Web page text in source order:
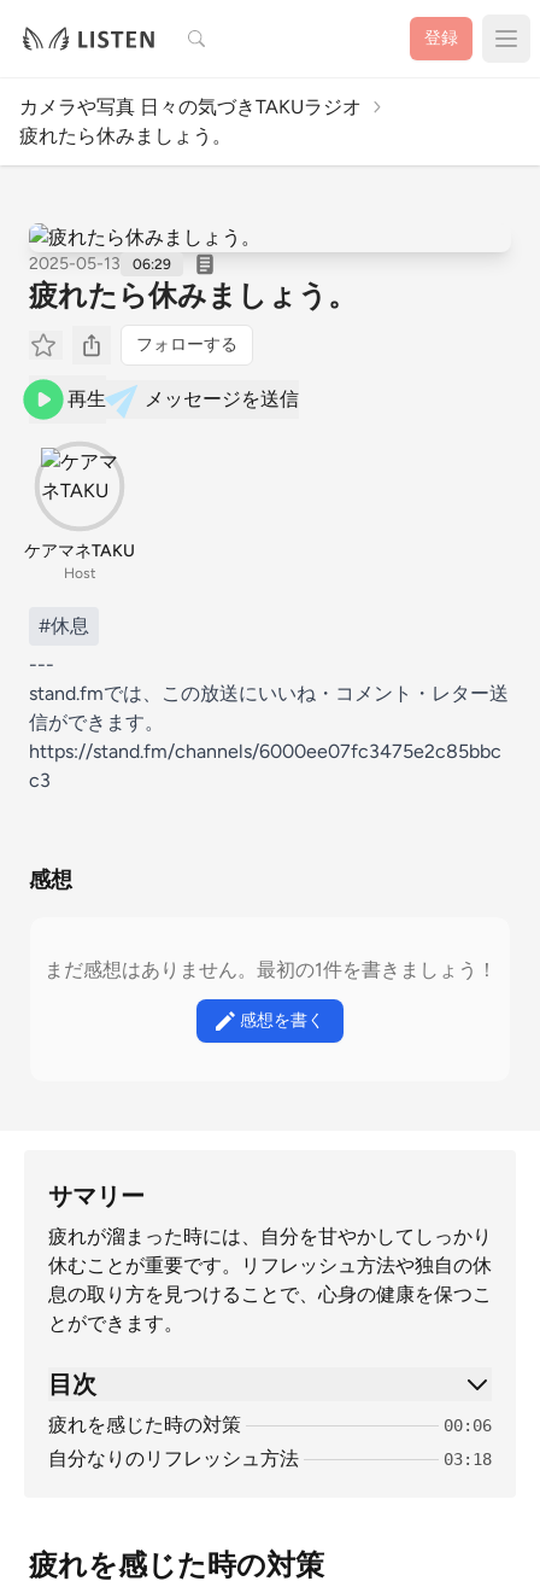
検索 登録
カメラや写真 日々の気づきTAKUラジオ
疲れたら休みましょう。
2025-05-13 06:29
疲れたら休みましょう。
フォローする
再生 メッセージを送信
ケアマネTAKU
Host
#休息
---
stand.fmでは、この放送にいいね・コメント・レター送
信ができます。
https://stand.fm/channels/6000ee07fc3475e2c85bbc
c3
感想
まだ感想はありません。最初の1件を書きましょう！
感想を書く
サマリー
疲れが溜まった時には、自分を甘やかしてしっかり
休むことが重要です。リフレッシュ方法や独自の休
息の取り方を見つけることで、心身の健康を保つこ
とができます。
目次
疲れを感じた時の対策 00:06
自分なりのリフレッシュ方法 03:18
疲れを感じた時の対策